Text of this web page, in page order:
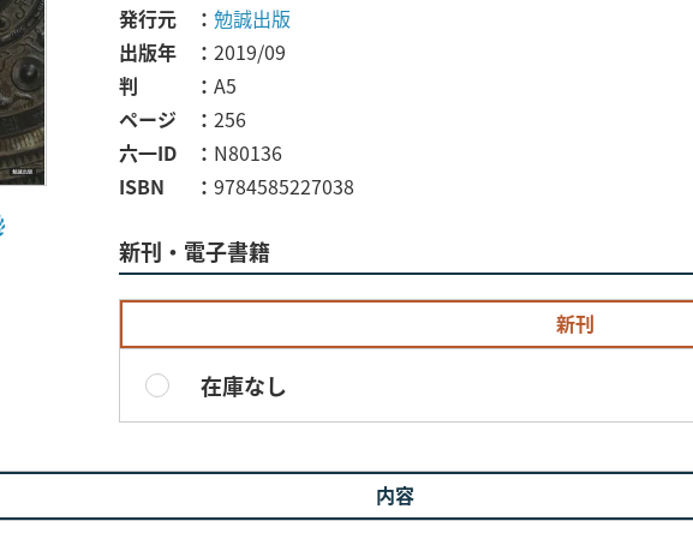
発行元
勉誠出版
出版年
2019/09
判
A5
ページ
256
六一ID
N80136
ISBN
9784585227038
新刊・電子書籍
新刊
在庫なし
内容